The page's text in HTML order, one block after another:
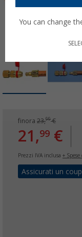
finora 23,99€
21,99 €
Prezzi IVA inclusa +
Assicurati un
You can change